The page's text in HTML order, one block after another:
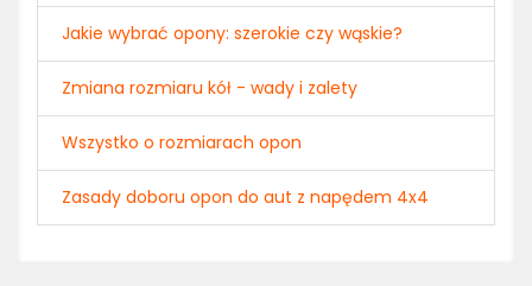
Jakie wybrać opony: szerokie czy wąskie?
Zmiana rozmiaru kół - wady i zalety
Wszystko o rozmiarach opon
Zasady doboru opon do aut z napędem 4x4